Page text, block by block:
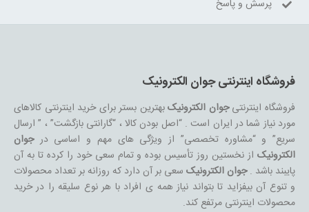
پرسش و پاسخ
فروشگاه اینترنتی جوان الکترونیک
فروشگاه اینترنتیجوان الکترونیکبهترین بستر برای خرید اینترنتی کالاهای
مورد نیاز شما در ایران است . “اصل بودن کالا ، “گارانتی بازگشت” ، ” ارسال
سریع” و “مشاوره تخصصی” از ویژگی های مهم و اساسی درجوان
الکترونیکاز نخستین روز تأسیس بوده و تمام سعی خود را کرده تا به آن
پایبند باشد .جوان الکترونیکسعی بر آن دارد که روزانه بر تعداد محصولات
و تنوع آن بیفزاید تا بتواند نیاز همه ی افراد با هر نوع سلیقه را در خرید
محصولات اینترنتی مرتفع کند.